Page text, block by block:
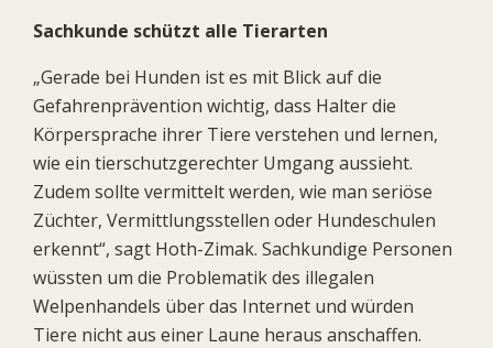
Sachkunde schützt alle Tierarten
„Gerade bei Hunden ist es mit Blick auf die
Gefahrenprävention wichtig, dass Halter die
Körpersprache ihrer Tiere verstehen und lernen,
wie ein tierschutzgerechter Umgang aussieht.
Zudem sollte vermittelt werden, wie man seriöse
Züchter, Vermittlungsstellen oder Hundeschulen
erkennt“, sagt Hoth-Zimak. Sachkundige Personen
wüssten um die Problematik des illegalen
Welpenhandels über das Internet und würden
Tiere nicht aus einer Laune heraus anschaffen.